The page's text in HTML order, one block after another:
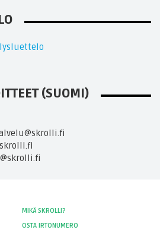
(SUOMI)
MIKÄ SKROLLI?
OSTA IRTONUMERO